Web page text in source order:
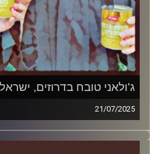
ג'ולאני טובח בדרוזים,
21/07/2025
המערכת הפוליטית על ספת
דוד ופרופסור גלעד הירשברגר